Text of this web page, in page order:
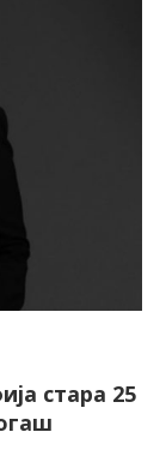
стара 25